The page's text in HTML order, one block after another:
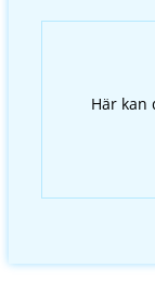
Här kan